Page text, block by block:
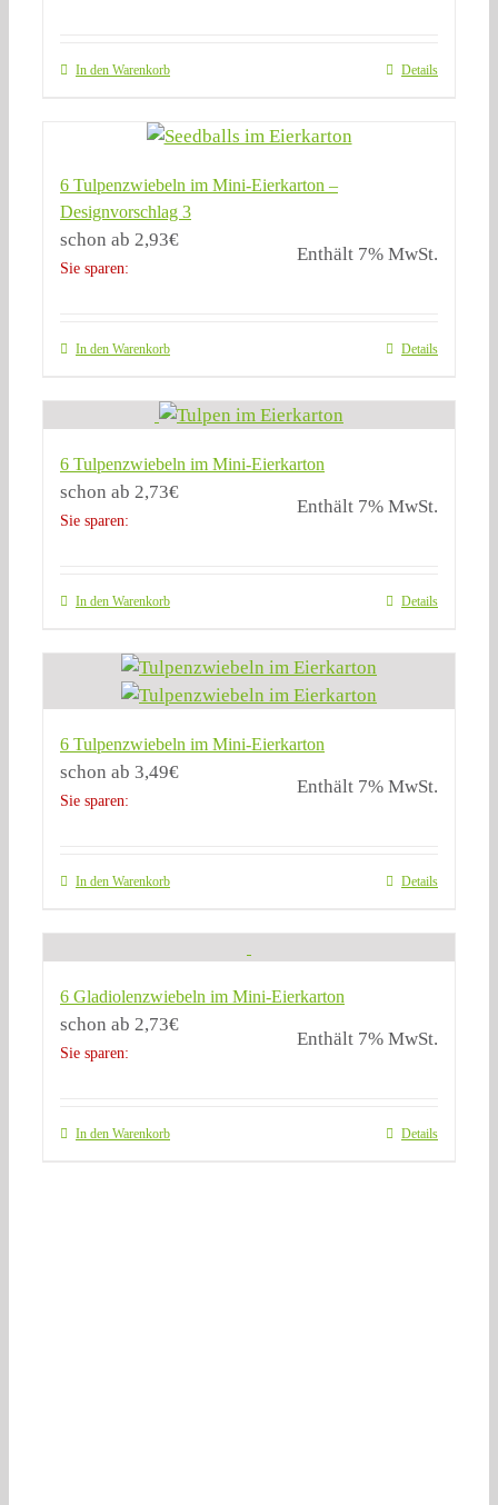
In den Warenkorb Details
6 Tulpenzwiebeln im Mini-Eierkarton –
Designvorschlag 3
schon ab 2,93€
Sie sparen:
Enthält 7% MwSt.
In den Warenkorb Details
6 Tulpenzwiebeln im Mini-Eierkarton
schon ab 2,73€
Sie sparen:
Enthält 7% MwSt.
In den Warenkorb Details
6 Tulpenzwiebeln im Mini-Eierkarton
schon ab 3,49€
Sie sparen:
Enthält 7% MwSt.
In den Warenkorb Details
6 Gladiolenzwiebeln im Mini-Eierkarton
schon ab 2,73€
Sie sparen:
Enthält 7% MwSt.
In den Warenkorb Details